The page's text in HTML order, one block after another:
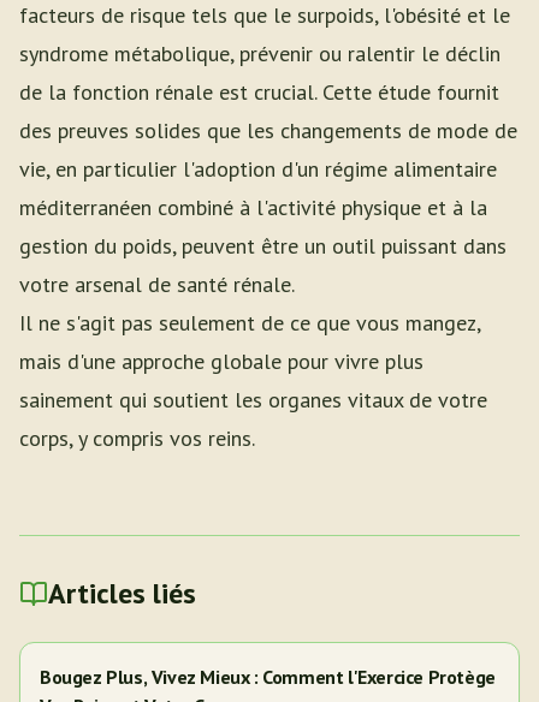
facteurs de risque tels que le surpoids, l'obésité et le
syndrome métabolique, prévenir ou ralentir le déclin
de la fonction rénale est crucial. Cette étude fournit
des preuves solides que les changements de mode de
vie, en particulier l'adoption d'un régime alimentaire
méditerranéen combiné à l'activité physique et à la
gestion du poids, peuvent être un outil puissant dans
votre arsenal de santé rénale.
Il ne s'agit pas seulement de ce que vous mangez,
mais d'une approche globale pour vivre plus
sainement qui soutient les organes vitaux de votre
corps, y compris vos reins.
Articles liés
Bougez Plus, Vivez Mieux : Comment l'Exercice Protège